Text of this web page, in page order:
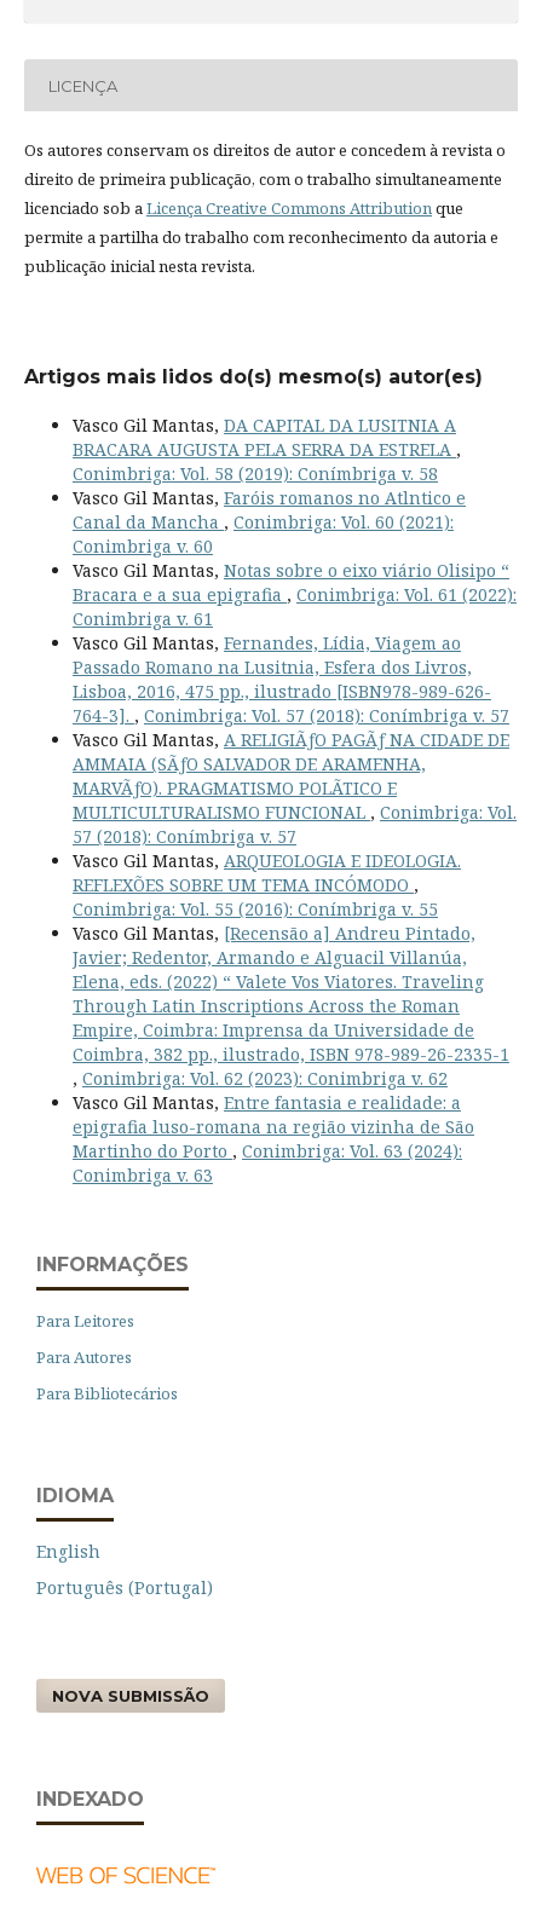
LICENÇA
Os autores conservam os direitos de autor e concedem à revista o
direito de primeira publicação, com o trabalho simultaneamente
licenciado sob aLicença Creative Commons Attributionque
permite a partilha do trabalho com reconhecimento da autoria e
publicação inicial nesta revista.
Artigos mais lidos do(s) mesmo(s) autor(es)
Vasco Gil Mantas, DA CAPITAL DA LUSITNIA A
BRACARA AUGUSTA PELA SERRA DA ESTRELA ,
Conimbriga: Vol. 58 (2019): Conímbriga v. 58
Vasco Gil Mantas, Faróis romanos no Atlntico e
Canal da Mancha , Conimbriga: Vol. 60 (2021):
Conimbriga v. 60
Vasco Gil Mantas, Notas sobre o eixo viário Olisipo “
Bracara e a sua epigrafia , Conimbriga: Vol. 61 (2022):
Conimbriga v. 61
Vasco Gil Mantas, Fernandes, Lídia, Viagem ao
Passado Romano na Lusitnia, Esfera dos Livros,
Lisboa, 2016, 475 pp., ilustrado [ISBN978-989-626-
764-3]. , Conimbriga: Vol. 57 (2018): Conímbriga v. 57
Vasco Gil Mantas, A RELIGIÃƒO PAGÃƒ NA CIDADE DE
AMMAIA (SÃƒO SALVADOR DE ARAMENHA,
MARVÃƒO). PRAGMATISMO POLÃTICO E
MULTICULTURALISMO FUNCIONAL , Conimbriga: Vol.
57 (2018): Conímbriga v. 57
Vasco Gil Mantas, ARQUEOLOGIA E IDEOLOGIA.
REFLEXÕES SOBRE UM TEMA INCÓMODO ,
Conimbriga: Vol. 55 (2016): Conímbriga v. 55
Vasco Gil Mantas, [Recensão a] Andreu Pintado,
Javier; Redentor, Armando e Alguacil Villanúa,
Elena, eds. (2022) “ Valete Vos Viatores. Traveling
Through Latin Inscriptions Across the Roman
Empire, Coimbra: Imprensa da Universidade de
Coimbra, 382 pp., ilustrado, ISBN 978-989-26-2335-1
, Conimbriga: Vol. 62 (2023): Conimbriga v. 62
Vasco Gil Mantas, Entre fantasia e realidade: a
epigrafia luso-romana na região vizinha de São
Martinho do Porto , Conimbriga: Vol. 63 (2024):
Conimbriga v. 63
INFORMAÇÕES
Para Leitores
Para Autores
Para Bibliotecários
IDIOMA
English
Português (Portugal)
NOVA SUBMISSÃO
INDEXADO